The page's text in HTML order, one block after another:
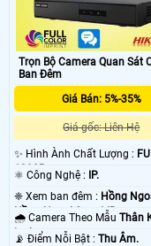
Trọn Bộ Camera Quan Sát
Ban Đêm
Giá Bán: 5%-35%
Giá gốc: Liên Hệ
✨ Hình Ành Chất Lượng :
1080P .
⚛️ Công Nghệ : IP.
❈ Xem ban đêm : Hồng
Hồng Ngoại Smart IR.
🌧️ Camera Theo Mẫu Thân
loại.
️📡 Điểm Nỗi Bật : Thu Âm.